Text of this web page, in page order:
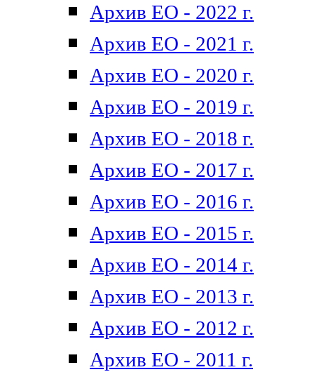
Архив ЕО - 2022 г.
Архив ЕО - 2021 г.
Архив ЕО - 2020 г.
Архив ЕО - 2019 г.
Архив ЕО - 2018 г.
Архив ЕО - 2017 г.
Архив ЕО - 2016 г.
Архив ЕО - 2015 г.
Архив ЕО - 2014 г.
Архив ЕО - 2013 г.
Архив ЕО - 2012 г.
Архив ЕО - 2011 г.